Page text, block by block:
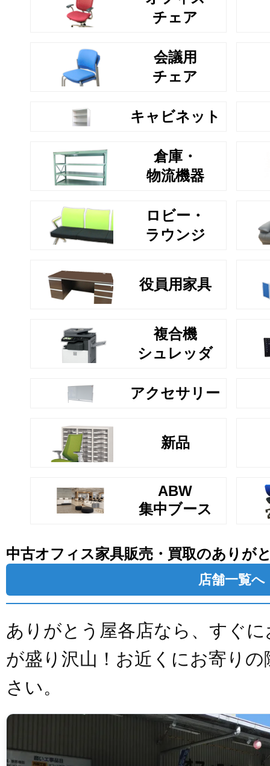
チェア
会議用
チェア
キャビネット
倉庫・
物流機器
ロビー・
ラウンジ
役員用家具
複合機
シュレッダ
アクセサリー
新品
ABW
集中ブース
中古オフィス家具販売・買取のありが
店舗一覧へ
ありがとう屋各店なら、すぐ
が盛り沢山！お近くにお寄り
さい。